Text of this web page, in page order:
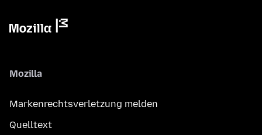
Mozilla
Markenrechtsverletzung melden
Quelltext